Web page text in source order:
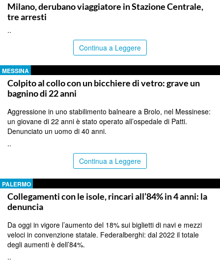
Milano, derubano viaggiatore in Stazione Centrale,
tre arresti
..
Continua a Leggere
MESSINA
Colpito al collo con un bicchiere di vetro: grave un
bagnino di 22 anni
Aggressione in uno stabilimento balneare a Brolo, nel Messinese:
un giovane di 22 anni è stato operato all’ospedale di Patti.
Denunciato un uomo di 40 anni.
..
Continua a Leggere
PALERMO
Collegamenti con le isole, rincari all’84% in 4 anni: la
denuncia
Da oggi in vigore l’aumento del 18% sui biglietti di navi e mezzi
veloci in convenzione statale. Federalberghi: dal 2022 il totale
degli aumenti è dell’84%.
..